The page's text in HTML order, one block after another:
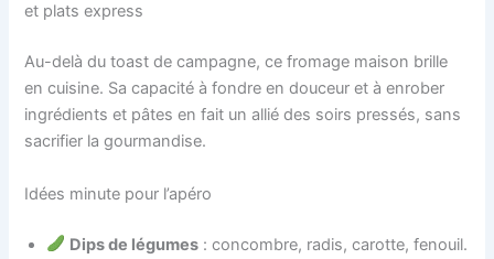
et plats express
Au-delà du toast de campagne, ce fromage maison brille
en cuisine. Sa capacité à fondre en douceur et à enrober
ingrédients et pâtes en fait un allié des soirs pressés, sans
sacrifier la gourmandise.
Idées minute pour l’apéro
Dips de légumes : concombre, radis, carotte, fenouil.